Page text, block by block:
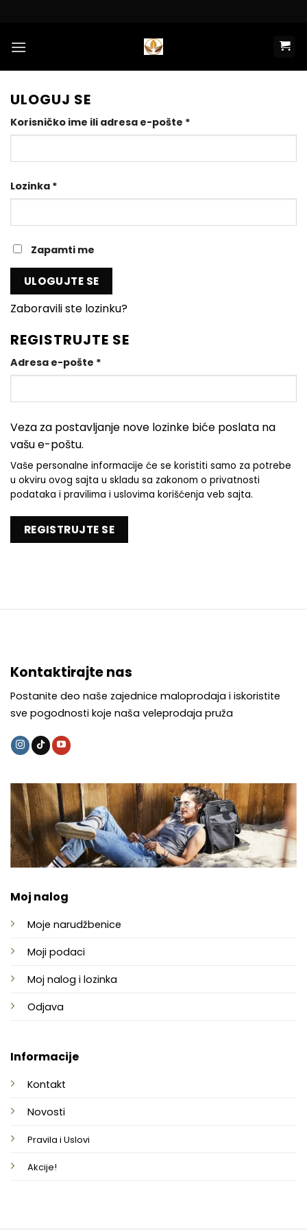
sadržaj
ULOGUJ SE
Korisničko ime ili adresa e-pošte *
Lozinka *
Zapamti me
ULOGUJTE SE
Zaboravili ste lozinku?
REGISTRUJTE SE
Adresa e-pošte *
Veza za postavljanje nove lozinke biće poslata na
vašu e-poštu.
Vaše personalne informacije će se koristiti samo za potrebe
u okviru ovog sajta u skladu sa zakonom o privatnosti
podataka i pravilima i uslovima korišćenja veb sajta.
REGISTRUJTE SE
Kontaktirajte nas
Postanite deo naše zajednice maloprodaja i iskoristite
sve pogodnosti koje naša veleprodaja pruža
Moj nalog
Moje narudžbenice
Moji podaci
Moj nalog i lozinka
Odjava
Informacije
Kontakt
Novosti
Pravila i Uslovi
Akcije!